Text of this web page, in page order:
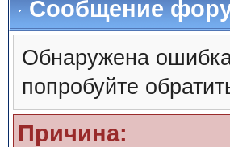
Сообщение
Обнаружена
попробуйте
Причина: